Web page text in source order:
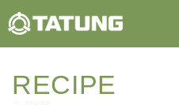
RECIPE